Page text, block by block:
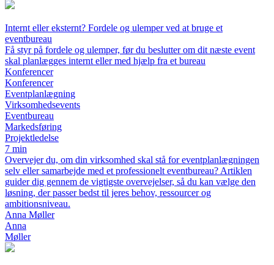
Internt eller eksternt? Fordele og ulemper ved at bruge et
eventbureau
Få styr på fordele og ulemper, før du beslutter om dit næste event
skal planlægges internt eller med hjælp fra et bureau
Konferencer
Konferencer
Eventplanlægning
Virksomhedsevents
Eventbureau
Markedsføring
Projektledelse
7 min
Overvejer du, om din virksomhed skal stå for eventplanlægningen
selv eller samarbejde med et professionelt eventbureau? Artiklen
guider dig gennem de vigtigste overvejelser, så du kan vælge den
løsning, der passer bedst til jeres behov, ressourcer og
ambitionsniveau.
Anna Møller
Anna
Møller